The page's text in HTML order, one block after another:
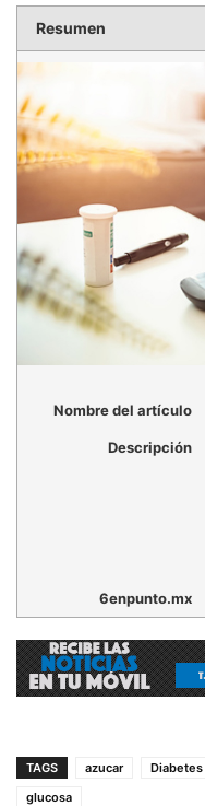
Resumen
Nombre del artículo
Descripción
6enpunto.mx
TAGS azucar Diabetes
glucosa